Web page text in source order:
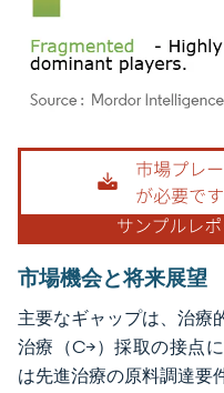
画像 © Mordor Intelligence。再
市場機会と将来展望
主要なギャップは、治療
治療（C>）採取の接点
は先進治療の原料調達要